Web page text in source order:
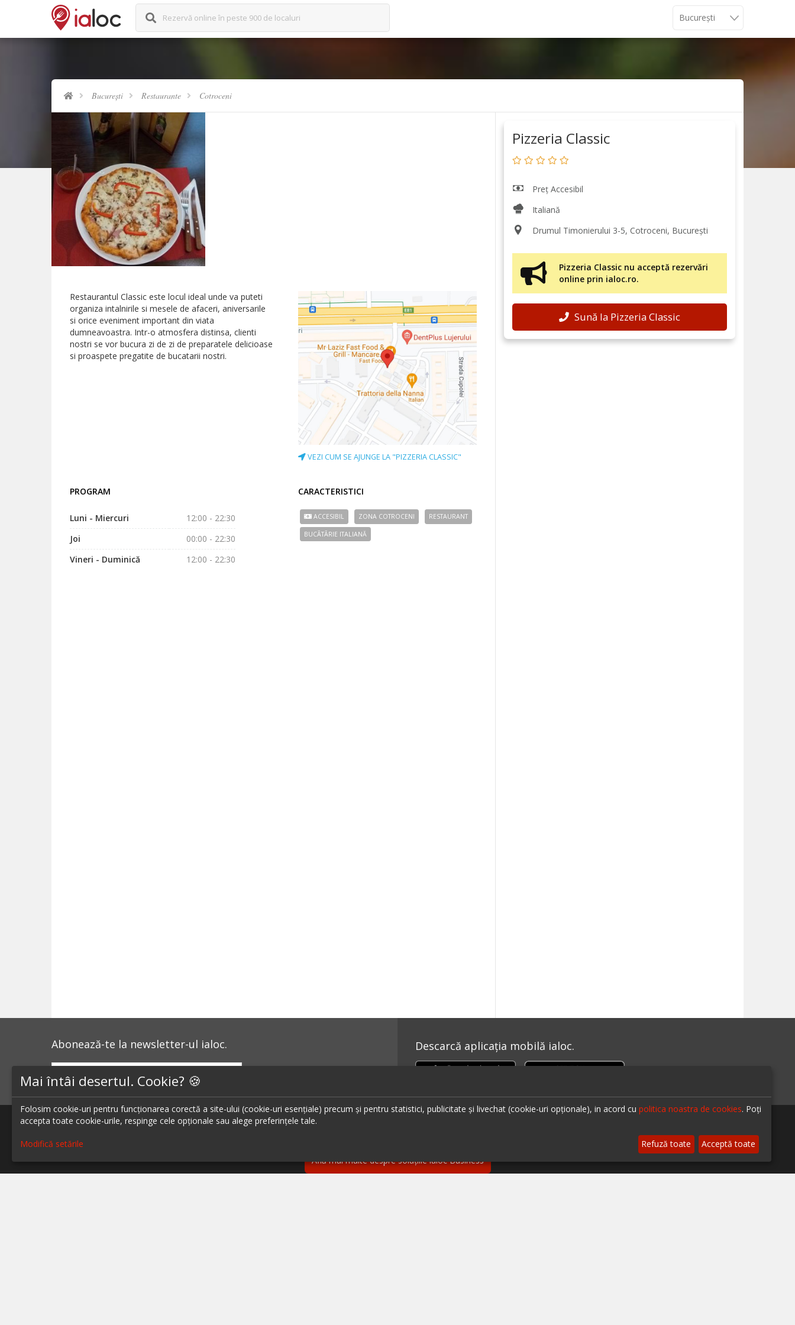
Rezervă online în peste 900 de localuri
București Restaurante Cotroceni
Pizzeria Classic
Preț Accesibil
Italiană
Drumul Timonierului 3-5, Cotroceni, București
Pizzeria Classic nu acceptă rezervări
online prin ialoc.ro.
Sună la Pizzeria Classic
Restaurantul Classic este locul ideal unde va puteti
organiza intalnirile si mesele de afaceri, aniversarile
si orice eveniment important din viata
dumneavoastra. Intr-o atmosfera distinsa, clienti
nostri se vor bucura zi de zi de preparatele delicioase
si proaspete pregatite de bucatarii nostri.
VEZI CUM SE AJUNGE LA "PIZZERIA CLASSIC"
PROGRAM
Luni - Miercuri
12:00 - 22:30
Joi
00:00 - 22:30
Vineri - Duminică
12:00 - 22:30
CARACTERISTICI
ACCESIBIL ZONA COTROCENI RESTAURANT
BUCÃTÃRIE ITALIANĂ
Abonează-te la newsletter-ul ialoc.
ABONEAZĂ-TE LA NEWSLETTER
Descarcă aplicația mobilă ialoc.
Ai un restaurant, bar sau cafenea?
Află mai multe despre soluțiile ialoc Business
Mai întâi desertul. Cookie? 🍪
Folosim cookie-uri pentru funcționarea corectă a site-ului (cookie-uri esențiale) precum și pentru statistici, publicitate și livechat (cookie-uri opționale), in acord cu politica noastra de cookies. Poți
accepta toate cookie-urile, respinge cele opționale sau alege preferințele tale.
Modifică setările Refuză toate Acceptă toate